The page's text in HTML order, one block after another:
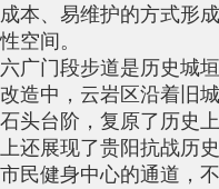
成本、易维护的方式形
性空间。
六广门段步道是历史城
改造中，云岩区沿着旧
石头台阶，复原了历史
上还展现了贵阳抗战历
市民健身中心的通道，